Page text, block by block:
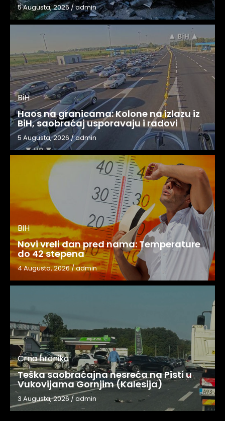
5 Augusta, 2026/admin
BiH
Haos na granicama: Kolone na izlazu iz
BiH, saobraćaj usporavaju i radovi
5 Augusta, 2026/admin
BiH
Novi vreli dan pred nama: Temperature
do 42 stepena
4 Augusta, 2026/admin
Crna hronika
Teška saobraćajna nesreća na Pisti u
Vukovijama Gornjim (Kalesija)
3 Augusta, 2026/admin